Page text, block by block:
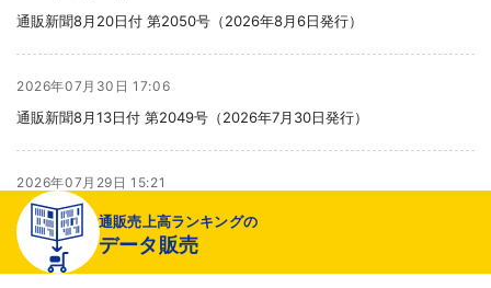
通販新聞8月20日付 第2050号（2026年8月6日発行）
2026年07月30日 17:06
通販新聞8月13日付 第2049号（2026年7月30日発行）
2026年07月29日 15:21
より健全な売り場へ
2026年07月29日 15:20
通販売上高ランキングの
データ販売